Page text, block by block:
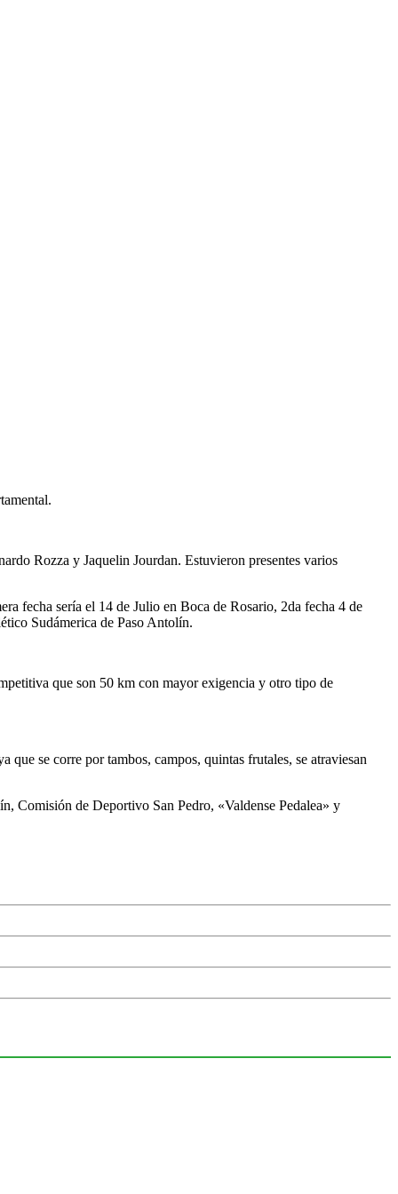
Rozza y Jaquelin Jourdan. Estuvieron presentes varios
fecha sería el 14 de Julio en Boca de Rosario, 2da fecha 4 de
Sudámerica de Paso Antolín.
que son 50 km con mayor exigencia y otro tipo de
que se corre por tambos, campos, quintas frutales, se atraviesan
Comisión de Deportivo San Pedro, «Valdense Pedalea» y